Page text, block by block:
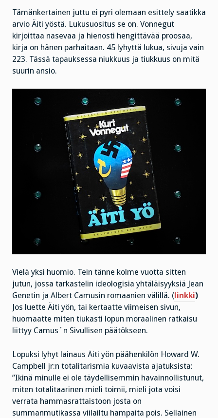
Tämänkertainen juttu ei pyri olemaan esittely saatikka
arvio Äiti yöstä. Lukusuositus se on. Vonnegut
kirjoittaa nasevaa ja hienosti hengittävää proosaa,
kirja on hänen parhaitaan. 45 lyhyttä lukua, sivuja vain
223. Tässä tapauksessa niukkuus ja tiukkuus on mitä
suurin ansio.
Vielä yksi huomio. Tein tänne kolme vuotta sitten
jutun, jossa tarkastelin ideologisia yhtäläisyyksiä Jean
Genetin ja Albert Camusin romaanien välillä. (linkki)
Jos luette Äiti yön, tai kertaatte viimeisen sivun,
huomaatte miten tiukasti lopun moraalinen ratkaisu
liittyy Camus´n Sivullisen päätökseen.
Lopuksi lyhyt lainaus Äiti yön päähenkilön Howard W.
Campbell jr:n totalitarismia kuvaavista ajatuksista:
”Ikinä minulle ei ole täydellisemmin havainnollistunut,
miten totalitaarinen mieli toimii, mieli jota voisi
verrata hammasrattaistoon josta on
summanmutikassa viilailtu hampaita pois. Sellainen